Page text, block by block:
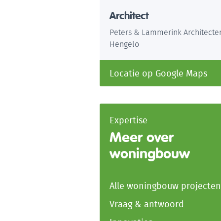
Architect
Peters & Lammerink
Hengelo
Locatie op Google Maps
Expertise
Meer over
woningbouw
Alle woningbouw projecten
Vraag & antwoord